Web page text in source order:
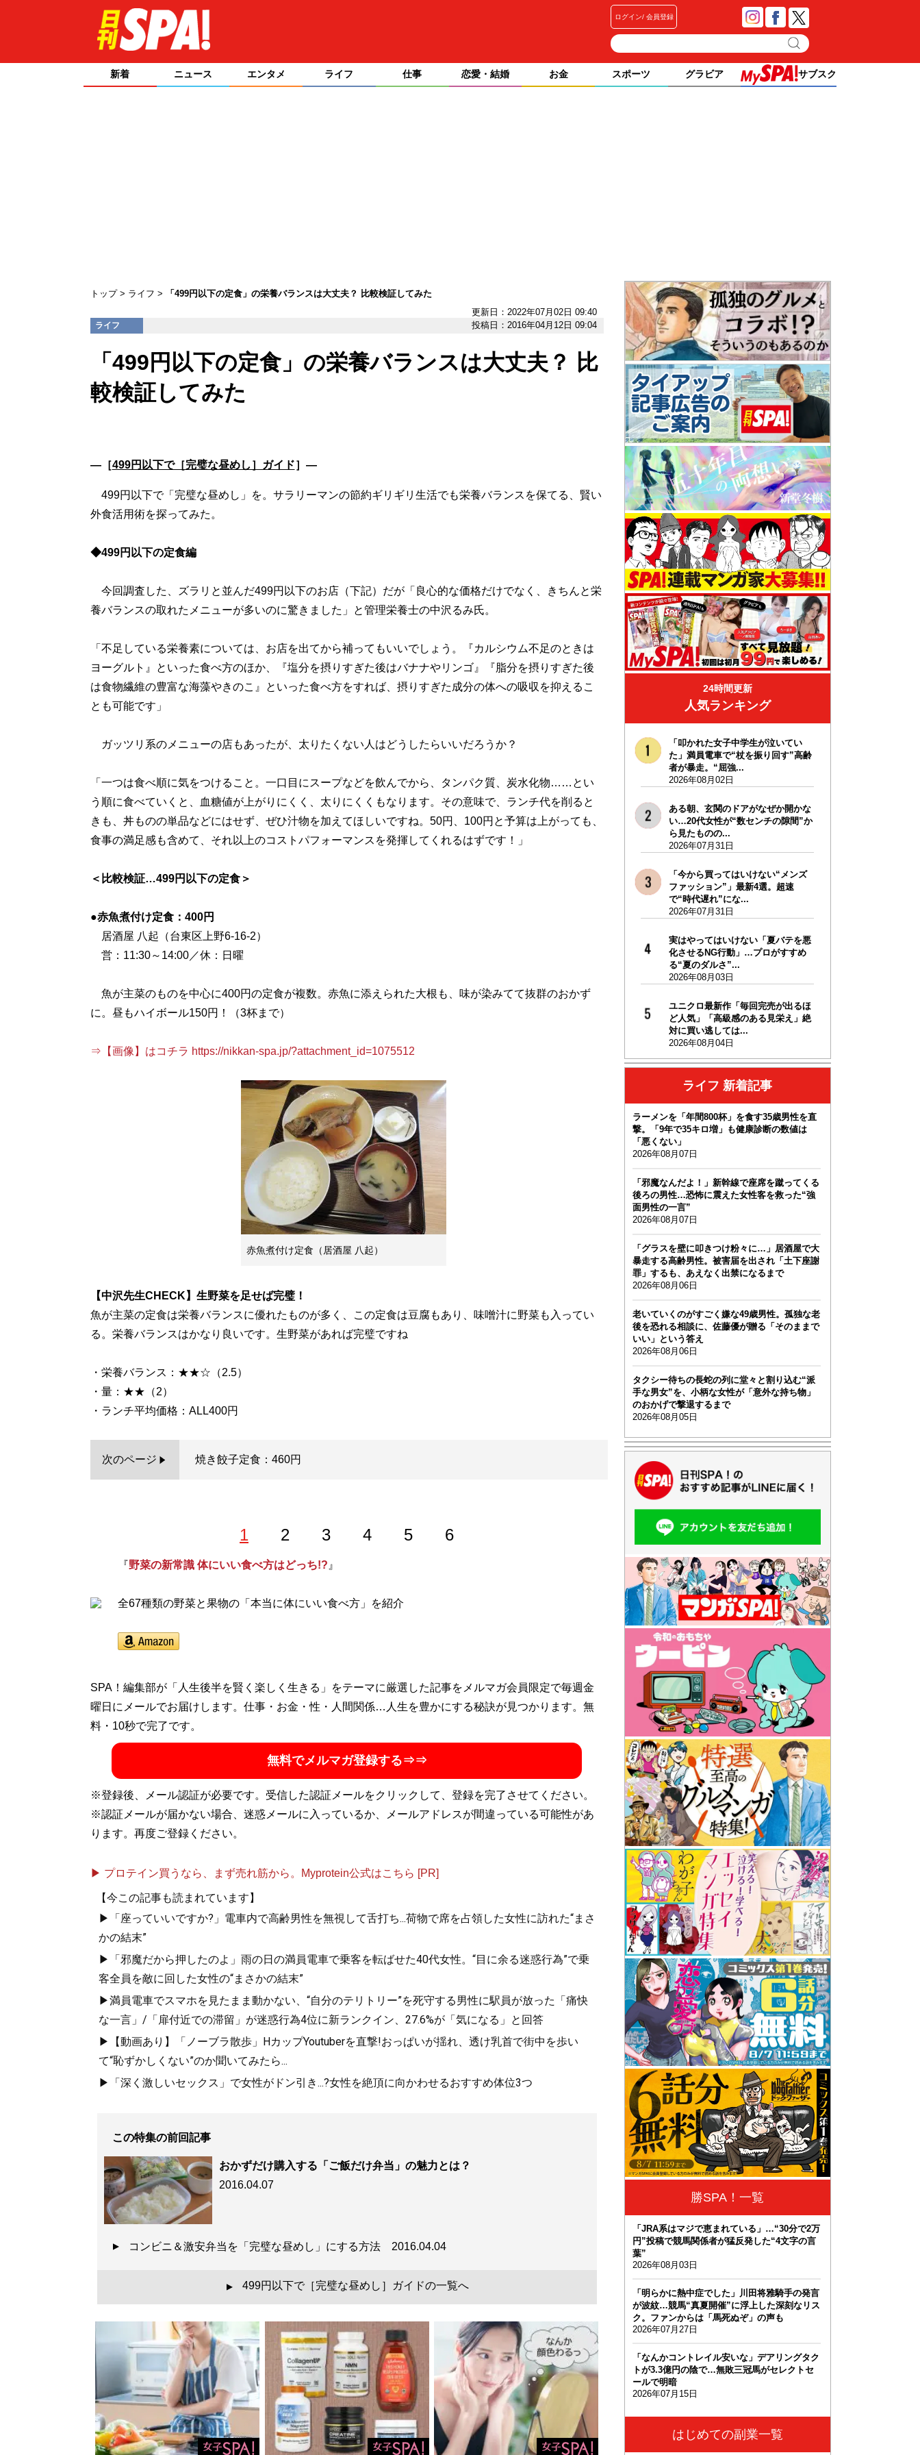
ログイン 会員登録
新着 ニュース エンタメ ライフ 仕事 恋愛・結婚 お金 スポーツ グラビア サブスク
トップ ライフ
「499円以下の定食」の栄養バランスは大丈夫？ 比較検証してみた
更新日：2022年07月02日 09:40
ライフ 投稿日：2016年04月12日 09:04
「499円以下の定食」の栄養バランスは大丈夫？ 比
較検証してみた
―［499円以下で［完璧な昼めし］ガイド］―
499円以下で「完璧な昼めし」を。サラリーマンの節約ギリギリ生活でも栄養バランスを保てる、賢い
外食活用術を探ってみた。
◆499円以下の定食編
今回調査した、ズラリと並んだ499円以下のお店（下記）だが「良心的な価格だけでなく、きちんと栄
養バランスの取れたメニューが多いのに驚きました」と管理栄養士の中沢るみ氏。
「不足している栄養素については、お店を出てから補ってもいいでしょう。『カルシウム不足のときは
ヨーグルト』といった食べ方のほか、『塩分を摂りすぎた後はバナナやリンゴ』『脂分を摂りすぎた後
は食物繊維の豊富な海藻やきのこ』といった食べ方をすれば、摂りすぎた成分の体への吸収を抑えるこ
とも可能です」
ガッツリ系のメニューの店もあったが、太りたくない人はどうしたらいいだろうか？
「一つは食べ順に気をつけること。一口目にスープなどを飲んでから、タンパク質、炭水化物……とい
う順に食べていくと、血糖値が上がりにくく、太りにくくもなります。その意味で、ランチ代を削ると
きも、丼ものの単品などにはせず、ぜひ汁物を加えてほしいですね。50円、100円と予算は上がっても、
食事の満足感も含めて、それ以上のコストパフォーマンスを発揮してくれるはずです！」
＜比較検証…499円以下の定食＞
●赤魚煮付け定食：400円
居酒屋 八起（台東区上野6-16-2）
営：11:30～14:00／休：日曜
魚が主菜のものを中心に400円の定食が複数。赤魚に添えられた大根も、味が染みてて抜群のおかず
に。昼もハイボール150円！（3杯まで）
⇒【画像】はコチラ https://nikkan-spa.jp/?attachment_id=1075512
赤魚煮付け定食（居酒屋 八起）
【中沢先生CHECK】生野菜を足せば完璧！
魚が主菜の定食は栄養バランスに優れたものが多く、この定食は豆腐もあり、味噌汁に野菜も入ってい
る。栄養バランスはかなり良いです。生野菜があれば完璧ですね
・栄養バランス：★★☆（2.5）
・量：★★（2）
・ランチ平均価格：ALL400円
次のページ 焼き餃子定食：460円
1 2 3 4 5 6
『野菜の新常識 体にいい食べ方はどっち!? 』
全67種類の野菜と果物の「本当に体にいい食べ方」を紹介
SPA！編集部が「人生後半を賢く楽しく生きる」をテーマに厳選した記事をメルマガ会員限定で毎週金
曜日にメールでお届けします。仕事・お金・性・人間関係…人生を豊かにする秘訣が見つかります。無
料・10秒で完了です。
無料でメルマガ登録する⇒⇒
※登録後、メール認証が必要です。受信した認証メールをクリックして、登録を完了させてください。
※認証メールが届かない場合、迷惑メールに入っているか、メールアドレスが間違っている可能性があ
ります。再度ご登録ください。
▶ プロテイン買うなら、まず売れ筋から。Myprotein公式はこちら [PR]
【今この記事も読まれています】
▶「座っていいですか?」電車内で高齢男性を無視して舌打ち...荷物で席を占領した女性に訪れた“まさ
かの結末”
▶「邪魔だから押したのよ」雨の日の満員電車で乗客を転ばせた40代女性。“目に余る迷惑行為”で乗
客全員を敵に回した女性の“まさかの結末”
▶満員電車でスマホを見たまま動かない、“自分のテリトリー”を死守する男性に駅員が放った「痛快
な一言」/「扉付近での滞留」が迷惑行為4位に新ランクイン、27.6%が「気になる」と回答
▶【動画あり】「ノーブラ散歩」HカップYoutuberを直撃!おっぱいが揺れ、透け乳首で街中を歩い
て“恥ずかしくない”のか聞いてみたら...
▶「深く激しいセックス」で女性がドン引き...?女性を絶頂に向かわせるおすすめ体位3つ
この特集の前回記事
おかずだけ購入する「ご飯だけ弁当」の魅力とは？
2016.04.07
コンビニ＆激安弁当を「完璧な昼めし」にする方法 2016.04.04
▲ 499円以下で［完璧な昼めし］ガイドの一覧へ
24時間更新
人気ランキング
「叩かれた女子中学生が泣いてい
た」満員電車で“杖を振り回す”高齢
者が暴走。“屈強...
2026年08月02日
ある朝、玄関のドアがなぜか開かな
い…20代女性が“数センチの隙間”か
ら見たものの...
2026年07月31日
「今から買ってはいけない“メンズ
ファッション”」最新4選。超速
で“時代遅れ”にな...
2026年07月31日
実はやってはいけない「夏バテを悪
化させるNG行動」…プロがすすめ
る“夏のダルさ”...
2026年08月03日
ユニクロ最新作「毎回完売が出るほ
ど人気」「高級感のある見栄え」絶
対に買い逃しては...
2026年08月04日
ライフ 新着記事
ラーメンを「年間800杯」を食す35歳男性を直
撃。「9年で35キロ増」も健康診断の数値は
「悪くない」
2026年08月07日
「邪魔なんだよ！」新幹線で座席を蹴ってくる
後ろの男性…恐怖に震えた女性客を救った“強
面男性の一言”
2026年08月07日
「グラスを壁に叩きつけ粉々に…」居酒屋で大
暴走する高齢男性。被害届を出され「土下座謝
罪」するも、あえなく出禁になるまで
2026年08月06日
老いていくのがすごく嫌な49歳男性。孤独な老
後を恐れる相談に、佐藤優が贈る「そのままで
いい」という答え
2026年08月06日
タクシー待ちの長蛇の列に堂々と割り込む“派
手な男女”を、小柄な女性が「意外な持ち物」
のおかげで撃退するまで
2026年08月05日
勝SPA！一覧
「JRA系はマジで恵まれている」…“30分で2万
円”投稿で競馬関係者が猛反発した“4文字の言
葉”
2026年08月03日
「明らかに熱中症でした」川田将雅騎手の発言
が波紋…競馬“真夏開催”に浮上した深刻なリス
ク。ファンからは「馬死ぬぞ」の声も
2026年07月27日
「なんかコントレイル安いな」デアリングタク
トが3.3億円の陰で…無敗三冠馬がセレクトセ
ールで明暗
2026年07月15日
はじめての副業一覧